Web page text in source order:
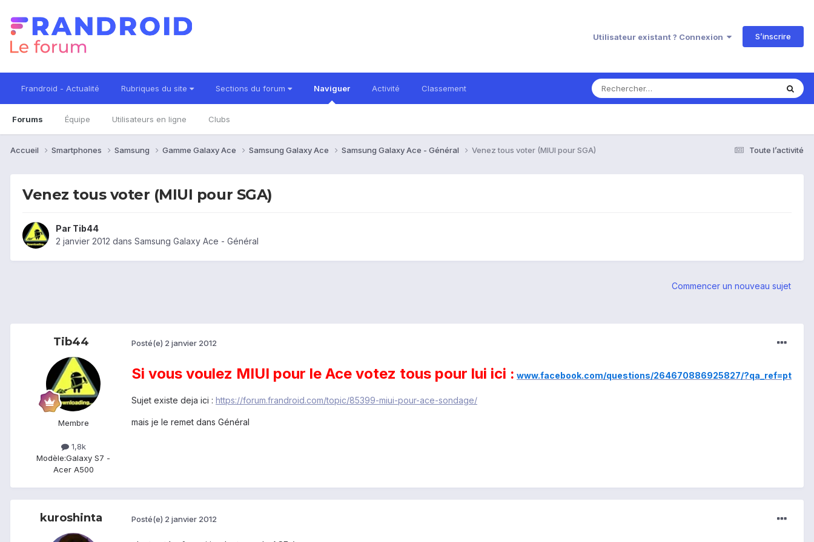
Utilisateur existant ? Connexion S’inscrire
Frandroid - Actualité Rubriques du site Sections du forum Naviguer
Forums Équipe Utilisateurs en ligne Clubs
Activité Classement
Toute l’activité
Accueil Smartphones Samsung Gamme Galaxy Ace Samsung Galaxy Ace Samsung Galaxy Ace - Général Venez tous voter (MIUI pour SGA)
Venez tous voter (MIUI pour SGA)
Par Tib44
2 janvier 2012 dans Samsung Galaxy Ace - Général
Commencer un nouveau sujet
Tib44
Membre
1,8k
Modèle:Galaxy S7 -
Acer A500
Posté(e) 2 janvier 2012
Si vous voulez MIUI pour le Ace votez tous pour lui ici : www.facebook.com/questions/264670886925827/?qa_ref=pt
Sujet existe deja ici : https://forum.frandroid.com/topic/85399-miui-pour-ace-sondage/
mais je le remet dans Général
kuroshinta Posté(e) 2 janvier 2012